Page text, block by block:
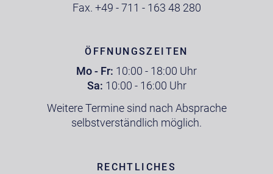
Fax. +49 - 711 - 163 48 280
ÖFFNUNGSZEITEN
Mo - Fr: 10:00 - 18:00 Uhr
Sa: 10:00 - 16:00 Uhr
Weitere Termine sind nach Absprache
selbstverständlich möglich.
RECHTLICHES